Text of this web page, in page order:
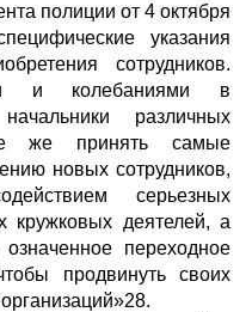
полиции от 4 октября
указания
сотрудников.
и колебаниями в
различных
же принять самые
новых сотрудников,
серьезных
кружковых деятелей, а
переходное
продвинуть своих